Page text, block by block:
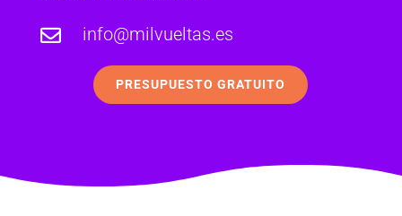
 info@milvueltas.es
PRESUPUESTO GRATUITO